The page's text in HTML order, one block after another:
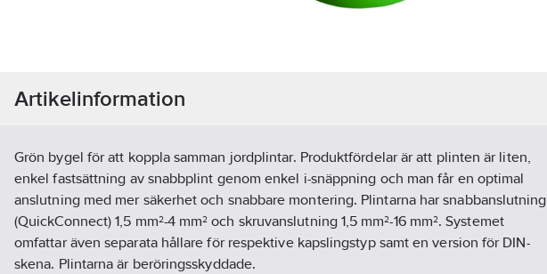
Artikelinformation
Grön bygel för att koppla samman jordplintar. Produktfördelar är att plinten är liten,
enkel fastsättning av snabbplint genom enkel i-snäppning och man får en optimal
anslutning med mer säkerhet och snabbare montering. Plintarna har snabbanslutning
(QuickConnect) 1,5 mm²-4 mm² och skruvanslutning 1,5 mm²-16 mm². Systemet
omfattar även separata hållare för respektive kapslingstyp samt en version för DIN-
skena. Plintarna är beröringsskyddade.